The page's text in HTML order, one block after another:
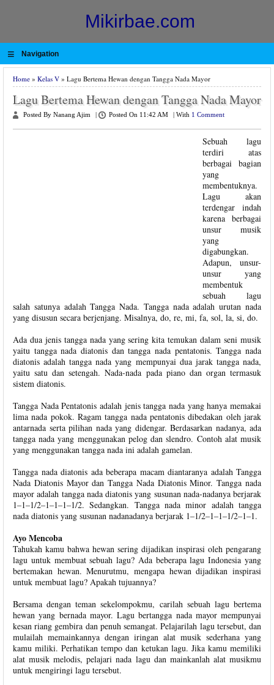
Mikirbae.com
≡ Navigation
Home » Kelas V » Lagu Bertema Hewan dengan Tangga Nada Mayor
Lagu Bertema Hewan dengan Tangga Nada Mayor
Posted By Nanang Ajim Posted On 11:42 AM With 1 Comment
Sebuah lagu
terdiri atas
berbagai bagian
yang
membentuknya.
Lagu akan
terdengar indah
karena berbagai
unsur musik
yang
digabungkan.
Adapun, unsur-
unsur yang
membentuk
sebuah lagu
salah satunya adalah Tangga Nada. Tangga nada adalah urutan nada
yang disusun secara berjenjang. Misalnya, do, re, mi, fa, sol, la, si, do.
Ada dua jenis tangga nada yang sering kita temukan dalam seni musik
yaitu tangga nada diatonis dan tangga nada pentatonis. Tangga nada
diatonis adalah tangga nada yang mempunyai dua jarak tangga nada,
yaitu satu dan setengah. Nada-nada pada piano dan organ termasuk
sistem diatonis.
Tangga Nada Pentatonis adalah jenis tangga nada yang hanya memakai
lima nada pokok. Ragam tangga nada pentatonis dibedakan oleh jarak
antarnada serta pilihan nada yang didengar. Berdasarkan nadanya, ada
tangga nada yang menggunakan pelog dan slendro. Contoh alat musik
yang menggunakan tangga nada ini adalah gamelan.
Tangga nada diatonis ada beberapa macam diantaranya adalah Tangga
Nada Diatonis Mayor dan Tangga Nada Diatonis Minor. Tangga nada
mayor adalah tangga nada diatonis yang susunan nada-nadanya berjarak
1–1–1/2–1–1–1–1/2. Sedangkan. Tangga nada minor adalah tangga
nada diatonis yang susunan nadanadanya berjarak 1–1/2–1–1–1/2–1–1.
Ayo Mencoba
Tahukah kamu bahwa hewan sering dijadikan inspirasi oleh pengarang
lagu untuk membuat sebuah lagu? Ada beberapa lagu Indonesia yang
bertemakan hewan. Menurutmu, mengapa hewan dijadikan inspirasi
untuk membuat lagu? Apakah tujuannya?
Bersama dengan teman sekelompokmu, carilah sebuah lagu bertema
hewan yang bernada mayor. Lagu bertangga nada mayor mempunyai
kesan riang gembira dan penuh semangat. Pelajarilah lagu tersebut, dan
mulailah memainkannya dengan iringan alat musik sederhana yang
kamu miliki. Perhatikan tempo dan ketukan lagu. Jika kamu memiliki
alat musik melodis, pelajari nada lagu dan mainkanlah alat musikmu
untuk mengiringi lagu tersebut.